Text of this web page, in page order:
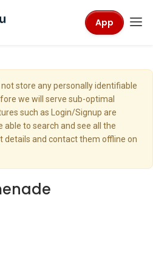
App
store any personally identifiable
we will serve sub-optimal
such as Login/Signup are
able to search and see all the
details and contact them offline on